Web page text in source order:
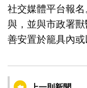
社交媒體平台報
與，並與市政署
善安置於籠具內或